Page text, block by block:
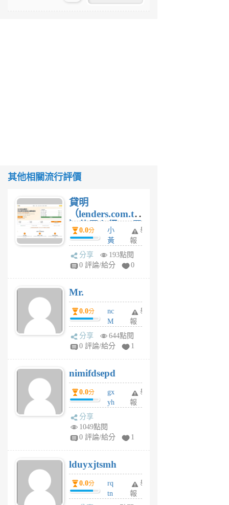
其他相關流行評價
貸明
（lenders.com.tw
）使用心得 — 民
間貸款比較平台
體驗
0.0分
小
黃
蜂
1
舉
報
分享
193點閱
0 評論/給分
0
Mr.
0.0分
nc
M
U
F
U
5
個
月
舉
報
分享
644點閱
0 評論/給分
1
nimifdsepd
0.0分
gx
yh
jl
月
前
舉
報
分享
1049點閱
0 評論/給分
1
lduyxjtsmh
0.0分
rq
tn
舉
報